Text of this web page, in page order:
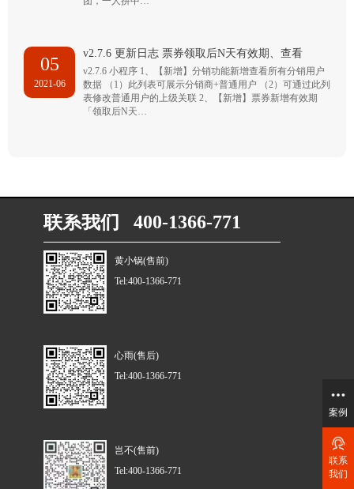
05
2021-06
v2.7.6 更新日志 票券领取后N天有效期、查看
v2.7.6 小程序 1、【新增】分销功能新增查看所有分销用户
数据 （1）此列表可展示分销商+普通用户 （2）可通过此列
表修改普通用户的上级关联 2、【新增】票券新增有效期
「领取后N天…
联系我们 400-1366-771
黄小锅(售前)
Tel:400-1366-771
心雨(售后)
Tel:400-1366-771
岂不(售前)
Tel:400-1366-771
案例
联系
我们